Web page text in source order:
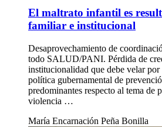
El maltrato infantil es
familiar e institucional
Desaprovechamiento de
todo SALUD/PANI. Pérdida de
institucionalidad que debe velar
política gubernamental de
predominantes respecto al tema de
violencia …
María Encarnación Peña Bonilla